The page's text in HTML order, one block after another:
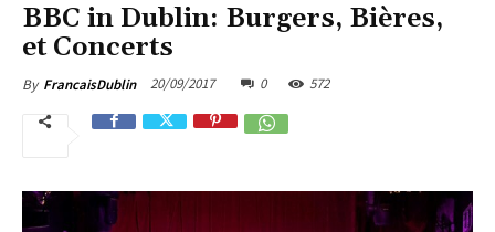
BBC in Dublin: Burgers, Bières,
et Concerts
By FrancaisDublin 20/09/2017 0 572